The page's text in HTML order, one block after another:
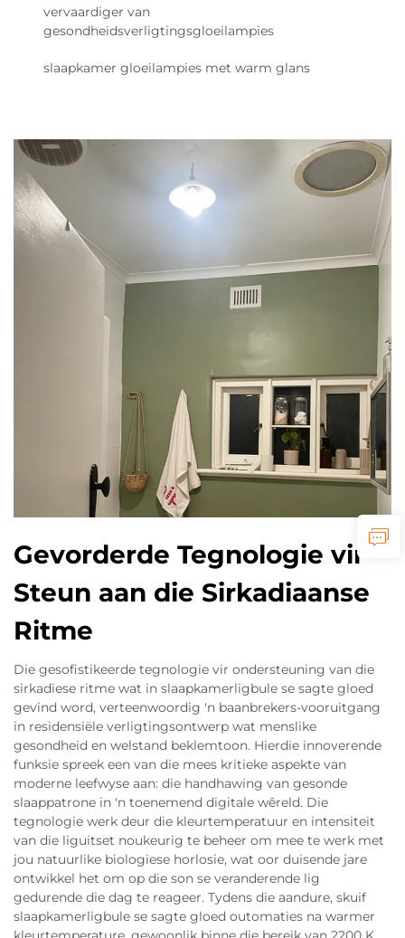
vervaardiger van
gesondheidsverligtingsgloeilampies
slaapkamer gloeilampies met warm glans
Gevorderde Tegnologie vir
Steun aan die Sirkadiaanse
Ritme
Die gesofistikeerde tegnologie vir ondersteuning van die
sirkadiese ritme wat in slaapkamerligbule se sagte gloed
gevind word, verteenwoordig 'n baanbrekers-vooruitgang
in residensiële verligtingsontwerp wat menslike
gesondheid en welstand beklemtoon. Hierdie innoverende
funksie spreek een van die mees kritieke aspekte van
moderne leefwyse aan: die handhawing van gesonde
slaappatrone in 'n toenemend digitale wêreld. Die
tegnologie werk deur die kleurtemperatuur en intensiteit
van die liguitset noukeurig te beheer om mee te werk met
jou natuurlike biologiese horlosie, wat oor duisende jare
ontwikkel het om op die son se veranderende lig
gedurende die dag te reageer. Tydens die aandure, skuif
slaapkamerligbule se sagte gloed outomaties na warmer